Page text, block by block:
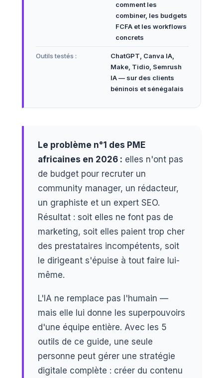
comment les
combiner, les budgets
FCFA et les workflows
concrets
Outils testés :
ChatGPT, Canva IA,
Make, Tidio, Semrush
IA — sur des clients
béninois et sénégalais
Le problème n°1 des PME
africaines en 2026 : elles n'ont pas
de budget pour recruter un
community manager, un rédacteur,
un graphiste et un expert SEO.
Résultat : soit elles ne font pas de
marketing, soit elles paient trop cher
des prestataires incompétents, soit
le dirigeant s'épuise à tout faire lui-
même.
L'IA ne remplace pas l'humain —
mais elle lui donne les superpouvoirs
d'une équipe entière. Avec les 5
outils de ce guide, une seule
personne peut gérer une stratégie
digitale complète : créer du contenu